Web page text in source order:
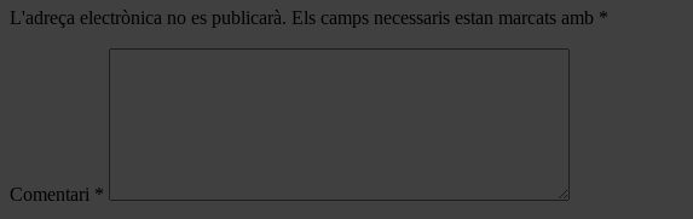
L'adreça electrònica no es publicarà. Els camps necessaris estan marcats amb *
Comentari *